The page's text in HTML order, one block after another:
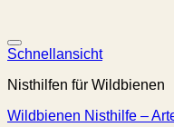
Schnellansicht
Nisthilfen für Wildbienen
Wildbienen Nisthilfe –